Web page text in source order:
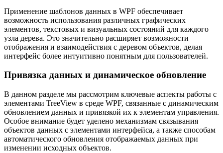
Применение шаблонов данных в WPF обеспечивает
возможность использования различных графических
элементов, текстовых и визуальных состояний для каждого
узла дерева. Это значительно расширяет возможности
отображения и взаимодействия с деревом объектов, делая
интерфейс более интуитивно понятным для пользователей.
Привязка данных и динамическое обновление
В данном разделе мы рассмотрим ключевые аспекты работы с
элементами TreeView в среде WPF, связанные с динамическим
обновлением данных и привязкой их к элементам управления.
Особое внимание будет уделено механизмам связывания
объектов данных с элементами интерфейса, а также способам
автоматического обновления отображаемых данных при
изменении исходных объектов.